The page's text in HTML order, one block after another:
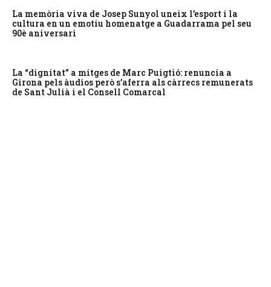
La memòria viva de Josep Sunyol uneix l’esport i la
cultura en un emotiu homenatge a Guadarrama pel seu
90è aniversari
La “dignitat” a mitges de Marc Puigtió: renuncia a
Girona pels àudios però s’aferra als càrrecs remunerats
de Sant Julià i el Consell Comarcal